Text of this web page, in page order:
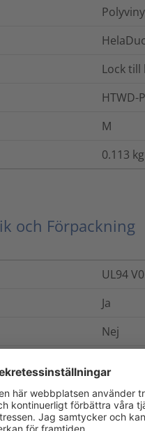
Lock till
HTWD-
M
0.113 kg
och Förpackning
UL94 V0
Ja
Nej
Nej
Ja